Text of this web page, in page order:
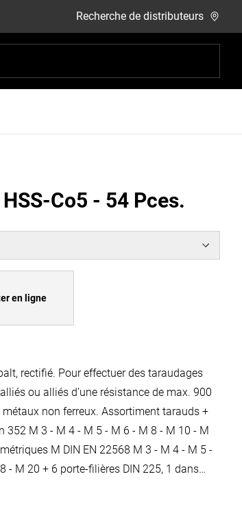
Recherche de distributeurs
Co5 - 54 Pces.
en ligne
rectifié. Pour effectuer des taraudages
ou alliés d’une résistance de max. 900
non ferreux. Assortiment tarauds +
352 M 3 - M 4 - M 5 - M 6 - M 8 - M 10 - M
M DIN EN 22568 M 3 - M 4 - M 5 -
- M 20 + 6 porte-filières DIN 225, 1 dans
x 7,0 mm - 25,0 x 9,0 mm - 30,0 x 11,0